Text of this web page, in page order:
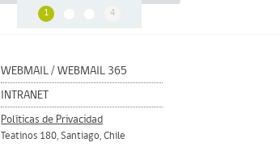
1 4
WEBMAIL /WEBMAIL 365
INTRANET
Políticas de Privacidad
Teatinos 180, Santiago, Chile